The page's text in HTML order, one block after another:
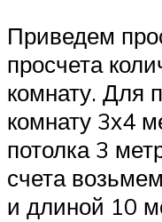
Приведем
просчета
комнату. Для
комнату 3х4
потолка 3
счета
и длиной 10